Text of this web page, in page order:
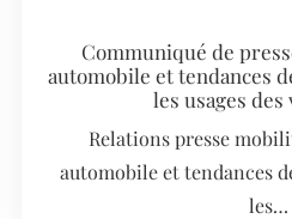
Communiqué de
automobile et tendances
les usages des
Relations presse
automobile et tendances
les…